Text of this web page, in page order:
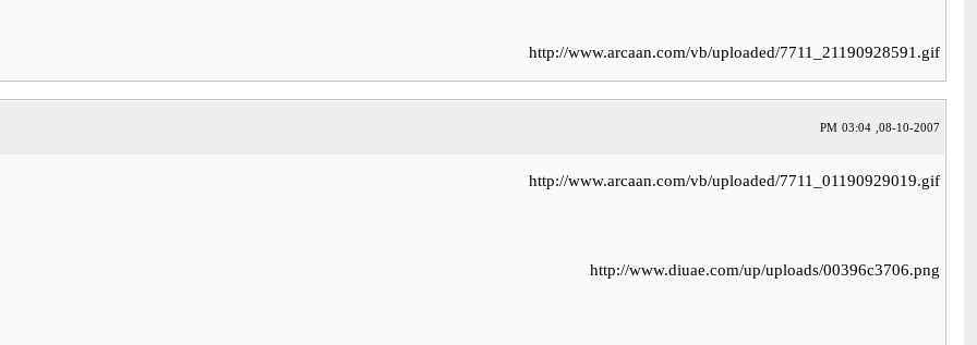
http://www.arcaan.com/vb/uploaded/7711_21190928591.gif
08-10-2007, 03:04 PM
http://www.arcaan.com/vb/uploaded/7711_01190929019.gif
http://www.diuae.com/up/uploads/00396c3706.png